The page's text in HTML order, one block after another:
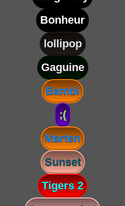
Bonheur
lollipop
Gaguine
Bambi
;(
Marten
Sunset
Tigers 2